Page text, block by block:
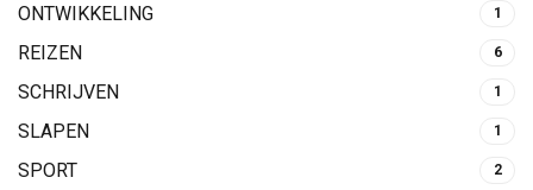
ONTWIKKELING 1
REIZEN 6
SCHRIJVEN 1
SLAPEN 1
SPORT 2